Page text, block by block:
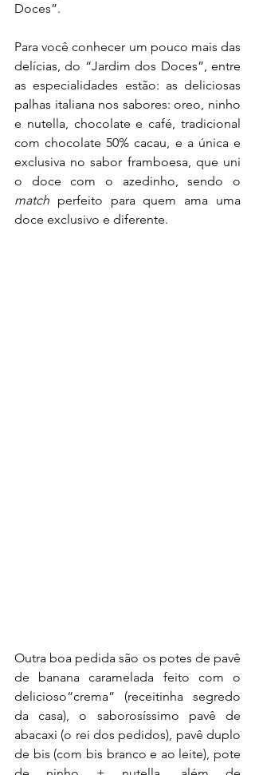
Doces”.
Para você conhecer um pouco mais das
delícias, do “Jardim dos Doces”, entre
as especialidades estão: as deliciosas
palhas italiana nos sabores: oreo, ninho
e nutella, chocolate e café, tradicional
com chocolate 50% cacau, e a única e
exclusiva no sabor framboesa, que uni
match perfeito para quem ama uma
doce exclusivo e diferente.
Outra boa pedida são os potes de pavê
de banana caramelada feito com o
delicioso“crema” (receitinha segredo
da casa), o saborosíssimo pavê de
abacaxi (o rei dos pedidos), pavê duplo
de bis (com bis branco e ao leite), pote